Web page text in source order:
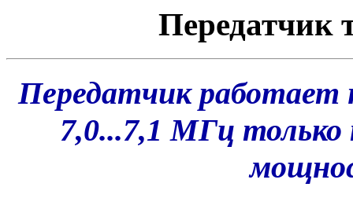
Передатчик
Передатчик работает
7,0...7,1 МГц только